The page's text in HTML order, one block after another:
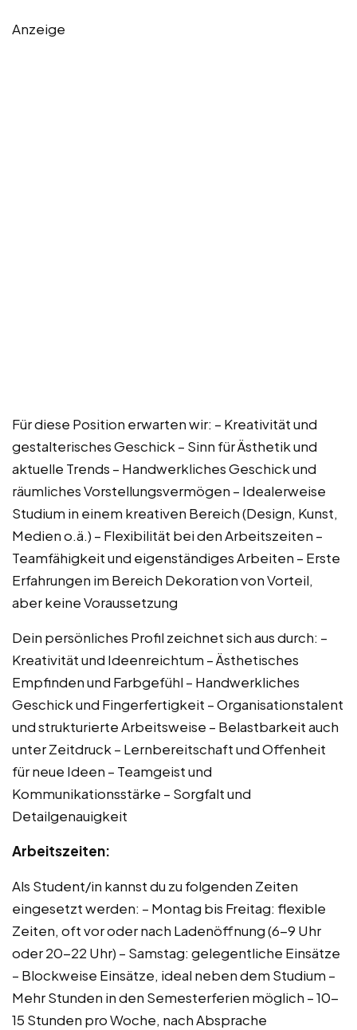
Anzeige
Für diese Position erwarten wir: – Kreativität und
gestalterisches Geschick – Sinn für Ästhetik und
aktuelle Trends – Handwerkliches Geschick und
räumliches Vorstellungsvermögen – Idealerweise
Studium in einem kreativen Bereich (Design, Kunst,
Medien o.ä.) – Flexibilität bei den Arbeitszeiten –
Teamfähigkeit und eigenständiges Arbeiten – Erste
Erfahrungen im Bereich Dekoration von Vorteil,
aber keine Voraussetzung
Dein persönliches Profil zeichnet sich aus durch: –
Kreativität und Ideenreichtum – Ästhetisches
Empfinden und Farbgefühl – Handwerkliches
Geschick und Fingerfertigkeit – Organisationstalent
und strukturierte Arbeitsweise – Belastbarkeit auch
unter Zeitdruck – Lernbereitschaft und Offenheit
für neue Ideen – Teamgeist und
Kommunikationsstärke – Sorgfalt und
Detailgenauigkeit
Arbeitszeiten:
Als Student/in kannst du zu folgenden Zeiten
eingesetzt werden: – Montag bis Freitag: flexible
Zeiten, oft vor oder nach Ladenöffnung (6-9 Uhr
oder 20-22 Uhr) – Samstag: gelegentliche Einsätze
– Blockweise Einsätze, ideal neben dem Studium –
Mehr Stunden in den Semesterferien möglich – 10-
15 Stunden pro Woche, nach Absprache